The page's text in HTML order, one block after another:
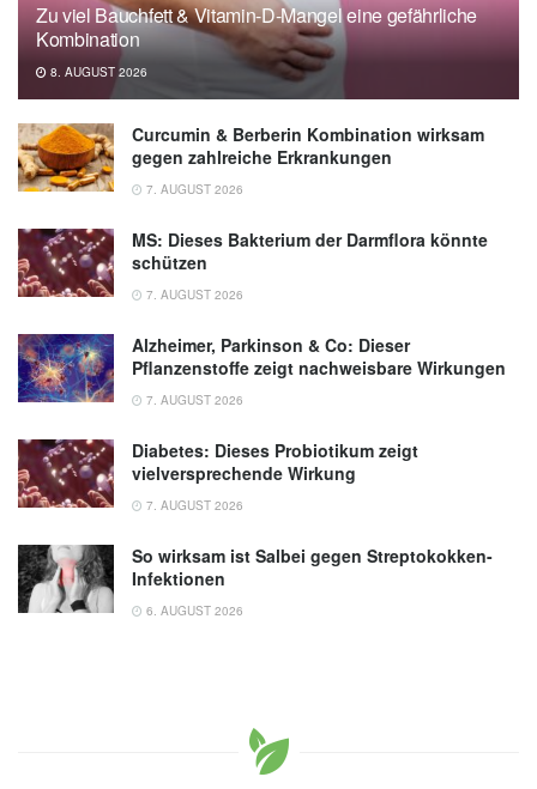
Zu viel Bauchfett & Vitamin-D-Mangel eine gefährliche
Kombination
8. AUGUST 2026
Curcumin & Berberin Kombination wirksam
gegen zahlreiche Erkrankungen
7. AUGUST 2026
MS: Dieses Bakterium der Darmflora könnte
schützen
7. AUGUST 2026
Alzheimer, Parkinson & Co: Dieser
Pflanzenstoffe zeigt nachweisbare Wirkungen
7. AUGUST 2026
Diabetes: Dieses Probiotikum zeigt
vielversprechende Wirkung
7. AUGUST 2026
So wirksam ist Salbei gegen Streptokokken-
Infektionen
6. AUGUST 2026